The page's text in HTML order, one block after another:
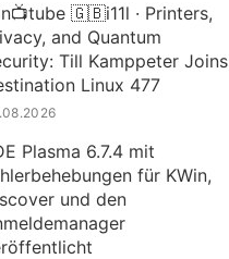
🇬🇧i11l · Printers,
and Quantum
Till Kamppeter Joins
Linux 477
Plasma 6.7.4 mit
für KWin,
und den